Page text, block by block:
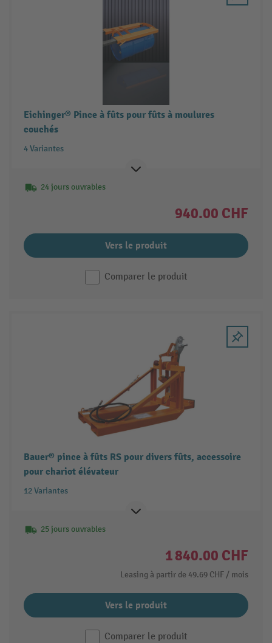
Eichinger® Pince à fûts pour fûts à moulures
couchés
4 Variantes
24 jours ouvrables
940.00 CHF
Vers le produit
Comparer le produit
Bauer® pince à fûts RS pour divers fûts, accessoire
pour chariot élévateur
12 Variantes
25 jours ouvrables
1 840.00 CHF
Leasing à partir de 49.69 CHF / mois
Vers le produit
Comparer le produit